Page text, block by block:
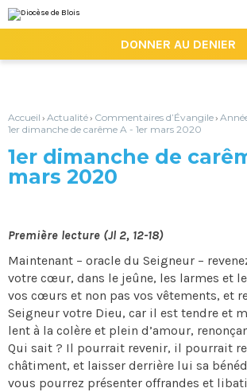
au
contenu.
la
personnels
DONNER AU DENIER
Accueil › Actualité› Commentaires d’Évangile›
1er dimanche de carême A - 1er mars 2020
1er dimanche de
mars 2020
Première lecture (Jl 2, 12-18)
Maintenant – oracle du Seigneur –
votre cœur, dans le jeûne, les larmes et
vos cœurs et non pas vos vêtements, et
Seigneur votre Dieu, car il est tendre et
lent à la colère et plein d’amour,
Qui sait ? Il pourrait revenir, il pourrait
châtiment, et laisser derrière lui sa
vous pourrez présenter offrandes et